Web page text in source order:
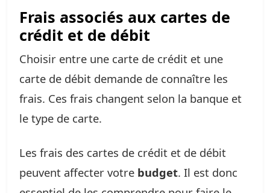
Frais associés aux cartes de
crédit et de débit
Choisir entre une carte de crédit et une
carte de débit demande de connaître les
frais. Ces frais changent selon la banque et
le type de carte.
Les frais des cartes de crédit et de débit
peuvent affecter votre budget. Il est donc